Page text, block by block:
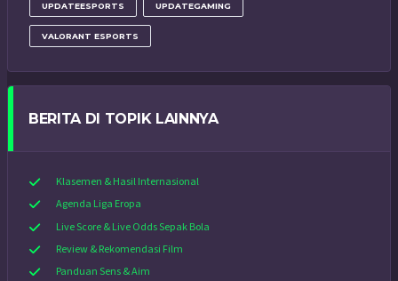
UPDATEESPORTS UPDATEGAMING
VALORANT ESPORTS
BERITA DI TOPIK LAINNYA
Klasemen & Hasil Internasional
Agenda Liga Eropa
Live Score & Live Odds Sepak Bola
Review & Rekomendasi Film
Panduan Sens & Aim